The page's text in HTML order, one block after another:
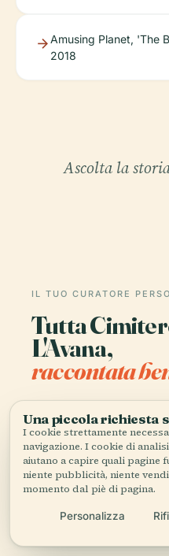
Amusing Planet, 'The
2018
Ascolta la
IL TUO CURATORE
Tutta
L'Avana,
raccontata
Guide audio per oltre
Storia, racconti e
disponibili offline.
Scarica l'app
Una piccola richiesta
I cookie strettamente
navigazione. I cookie di
aiutano a capire quali pagine
niente pubblicità, niente
momento dal piè di pagina.
Personalizza